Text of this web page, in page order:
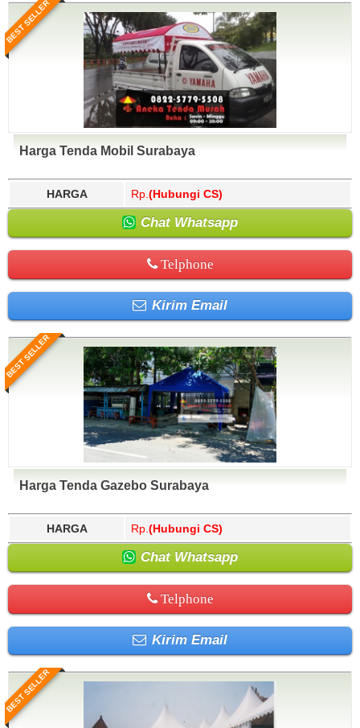
BEST SELLER
Harga Tenda Mobil Surabaya
HARGA Rp. (Hubungi CS)
Chat Whatsapp
Telphone
Kirim Email
BEST SELLER
Harga Tenda Gazebo Surabaya
HARGA Rp. (Hubungi CS)
Chat Whatsapp
Telphone
Kirim Email
BEST SELLER